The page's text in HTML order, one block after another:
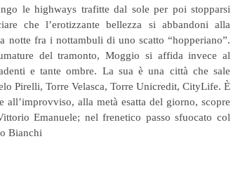
le highways trafitte dal sole per poi stopparsi
che l’erotizzante bellezza si abbandoni alla
notte fra i nottambuli di uno scatto “hopperiano”.
del tramonto, Moggio si affida invece al
e tante ombre. La sua è una città che sale
Pirelli, Torre Velasca, Torre Unicredit, CityLife. È
alla metà esatta del giorno, scopre
Emanuele; nel frenetico passo sfuocato col
Bianchi